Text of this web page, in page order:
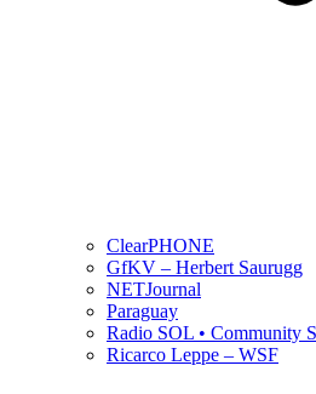
ClearPHONE
GfKV – Herbert Saurugg
NETJournal
Paraguay
Radio SOL • Community
Ricarco Leppe – WSF